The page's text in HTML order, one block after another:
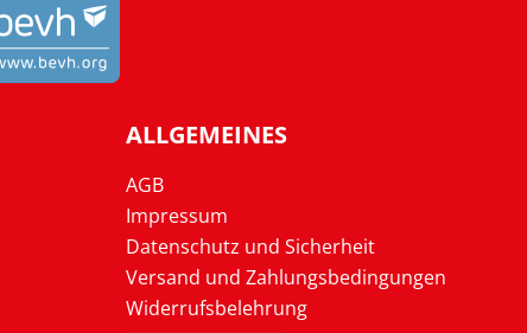
ALLGEMEINES
AGB
Impressum
Datenschutz und Sicherheit
Versand und Zahlungsbedingungen
Widerrufsbelehrung